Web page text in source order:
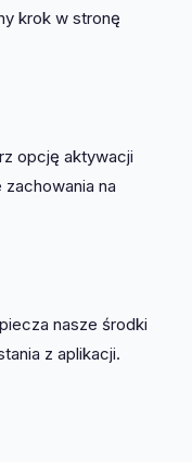
krok w stronę
opcję aktywacji
na
nasze środki
z aplikacji.